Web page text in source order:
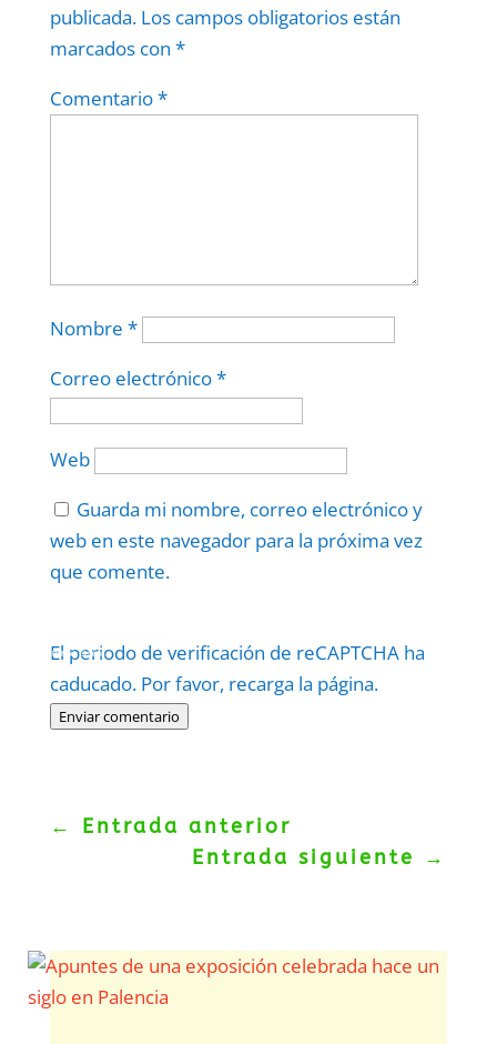
publicada. Los campos obligatorios están
marcados con *
Comentario*
Nombre *
Correo electrónico*
Web
Guarda mi nombre, correo electrónico y
web en este navegador para la próxima vez
que comente.
El periodo de verificación de reCAPTCHA ha
caducado. Por favor, recarga la página.
Enviar comentario
Politica–Términos.
← Entrada anterior
Entrada siguiente
→